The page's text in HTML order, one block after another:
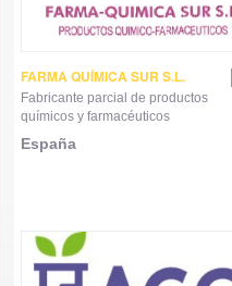
FARMA QUÍMICA SUR S.L.
Fabricante parcial de productos
químicos y farmacéuticos
España